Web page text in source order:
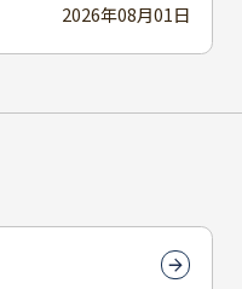
2026年08月01日